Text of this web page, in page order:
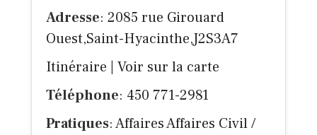
Adresse: 2085 rue Girouard
Ouest,Saint-Hyacinthe,J2S3A7
Itinéraire
Voir sur la carte
Téléphone: 450 771-2981
Pratiques: Affaires Affaires Civil /